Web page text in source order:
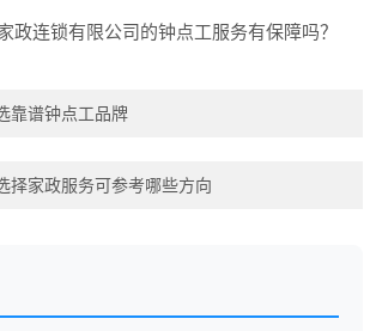
政连锁有限公司的钟点工服务有保障吗？
靠谱钟点工品牌
择家政服务可参考哪些方向